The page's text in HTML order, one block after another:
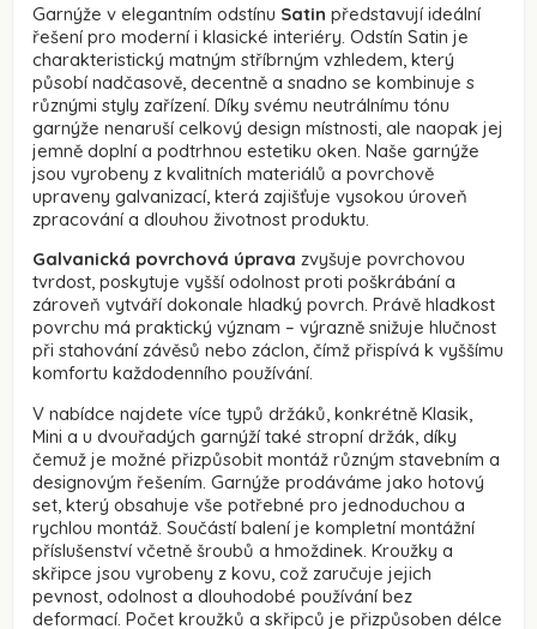
Garnýže v elegantním odstínu Satin představují ideální
řešení pro moderní i klasické interiéry. Odstín Satin je
charakteristický matným stříbrným vzhledem, který
působí nadčasově, decentně a snadno se kombinuje s
různými styly zařízení. Díky svému neutrálnímu tónu
garnýže nenaruší celkový design místnosti, ale naopak jej
jemně doplní a podtrhnou estetiku oken. Naše garnýže
jsou vyrobeny z kvalitních materiálů a povrchově
upraveny galvanizací, která zajišťuje vysokou úroveň
zpracování a dlouhou životnost produktu.
Galvanická povrchová úprava zvyšuje povrchovou
tvrdost, poskytuje vyšší odolnost proti poškrábání a
zároveň vytváří dokonale hladký povrch. Právě hladkost
povrchu má praktický význam – výrazně snižuje hlučnost
při stahování závěsů nebo záclon, čímž přispívá k vyššímu
komfortu každodenního používání.
V nabídce najdete více typů držáků, konkrétně Klasik,
Mini a u dvouřadých garnýží také stropní držák, díky
čemuž je možné přizpůsobit montáž různým stavebním a
designovým řešením. Garnýže prodáváme jako hotový
set, který obsahuje vše potřebné pro jednoduchou a
rychlou montáž. Součástí balení je kompletní montážní
příslušenství včetně šroubů a hmoždinek. Kroužky a
skřipce jsou vyrobeny z kovu, což zaručuje jejich
pevnost, odolnost a dlouhodobé používání bez
deformací. Počet kroužků a skřipců je přizpůsoben délce